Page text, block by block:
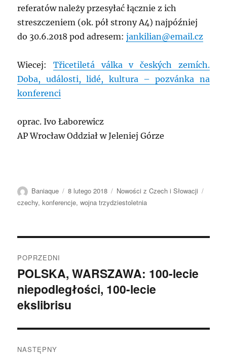
referatów należy przesyłać łącznie z ich
streszczeniem (ok. pół strony A4) najpóźniej
do 30.6.2018 pod adresem:jankilian@email.cz
Wiecej:Třicetiletá válka v českých zemích.
Doba, události, lidé, kultura – pozvánka na
konferenci
oprac. Ivo Łaborewicz
AP Wrocław Oddział w Jeleniej Górze
Autor
Baniaque
Data
publikacji
8 lutego 2018 Kategorie
Nowości z Czech i Słowacji
czechy,konferencje,wojna trzydziestoletnia
wpisu
POPRZEDNI
Poprzedni
wpis:
POLSKA, WARSZAWA: 100-lecie
niepodległości, 100-lecie
ekslibrisu
NASTĘPNY